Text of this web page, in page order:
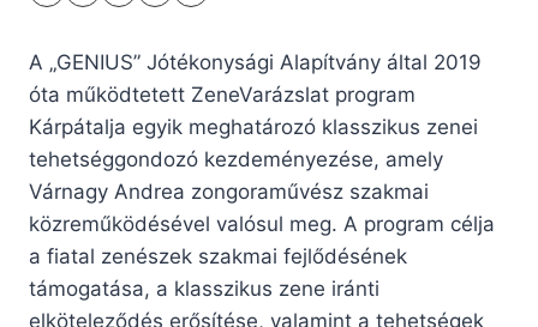
A „GENIUS” Jótékonysági Alapítvány által 2019
óta működtetett ZeneVarázslat program
Kárpátalja egyik meghatározó klasszikus zenei
tehetséggondozó kezdeményezése, amely
Várnagy Andrea zongoraművész szakmai
közreműködésével valósul meg. A program célja
a fiatal zenészek szakmai fejlődésének
támogatása, a klasszikus zene iránti
elköteleződés erősítése, valamint a tehetségek